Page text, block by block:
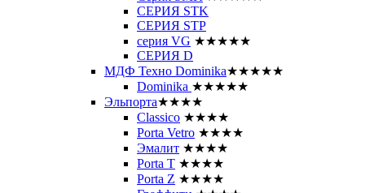
СЕРИЯ STK
СЕРИЯ STP
серия VG ★★★★★
СЕРИЯ D
МДФ Техно Dominika★★★★★
Dominika ★★★★★
Эльпорта★★★★
Classico ★★★★
Porta Vetro ★★★★
Эмалит ★★★★
Porta T ★★★★
Porta Z ★★★★